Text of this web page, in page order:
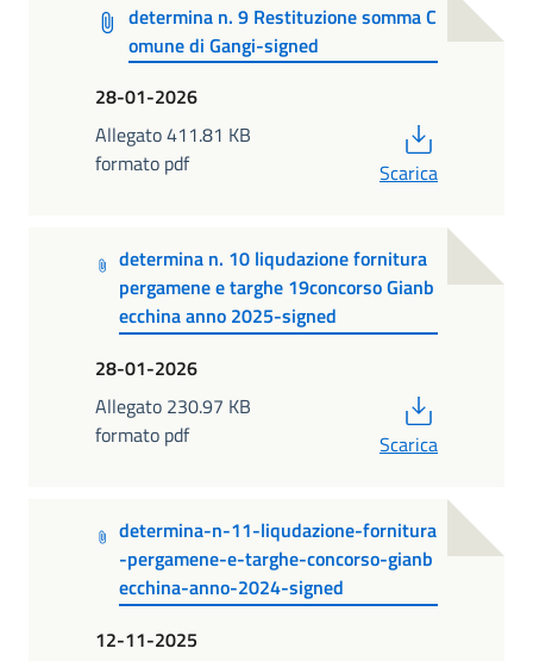
determina n. 9 Restituzione somma C
omune di Gangi-signed
28-01-2026
Allegato 411.81 KB
formato pdf
Scarica
determina n. 10 liqudazione fornitura
pergamene e targhe 19concorso Gianb
ecchina anno 2025-signed
28-01-2026
Allegato 230.97 KB
formato pdf
Scarica
determina-n-11-liqudazione-fornitura
-pergamene-e-targhe-concorso-gianb
ecchina-anno-2024-signed
12-11-2025